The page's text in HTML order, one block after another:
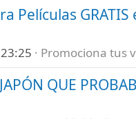
Películas GRATIS
Promociona tus
QUE